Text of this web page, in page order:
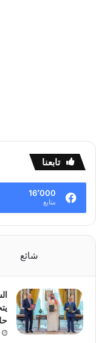
تابعنا
16٬000
متابع
شائع